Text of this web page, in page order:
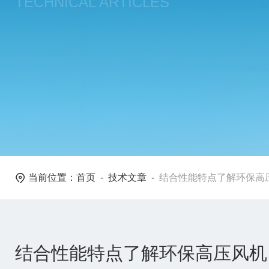
当前位置： 首页 - 技术文章 - 结合性能特点了解环保高
结合性能特点了解环保高压风机